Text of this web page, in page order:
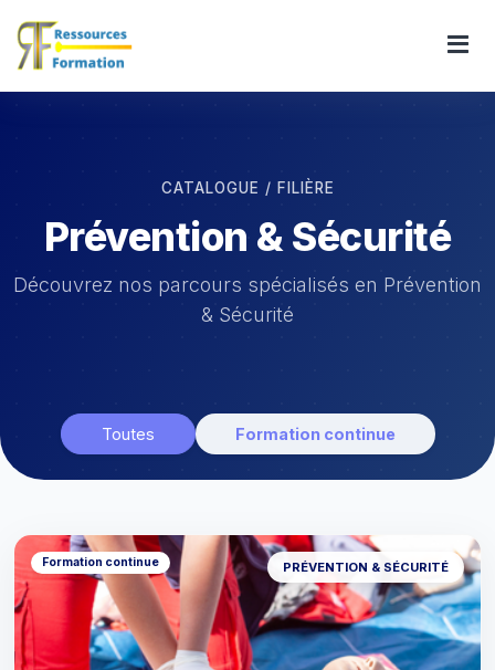
CATALOGUE / FILIÈRE
Prévention & Sécurité
Découvrez nos parcours spécialisés en Prévention
& Sécurité
Toutes Formation continue
Formation continue PRÉVENTION & SÉCURITÉ